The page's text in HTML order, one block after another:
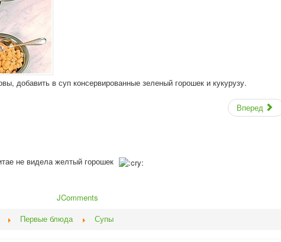
добавить в суп консервированные зеленый горошек и кукурузу.
Вперед
не видела желтый горошек
JComments
Первые блюда Супы